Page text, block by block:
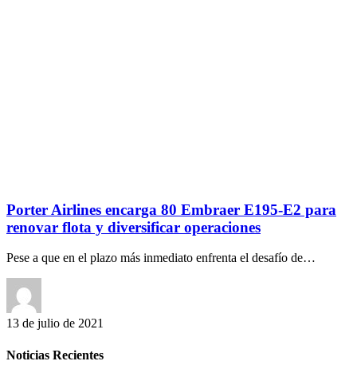
Porter Airlines encarga 80 Embraer E195-E2 para
renovar flota y diversificar operaciones
Pese a que en el plazo más inmediato enfrenta el desafío de…
13 de julio de 2021
Noticias Recientes